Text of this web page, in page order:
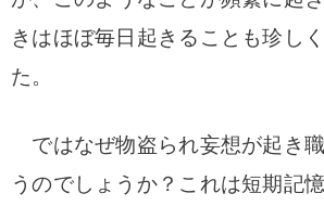
きはほぼ毎日起きることも珍し
た。
ではなぜ物盗られ妄想が起き
うのでしょうか？ これは短期記